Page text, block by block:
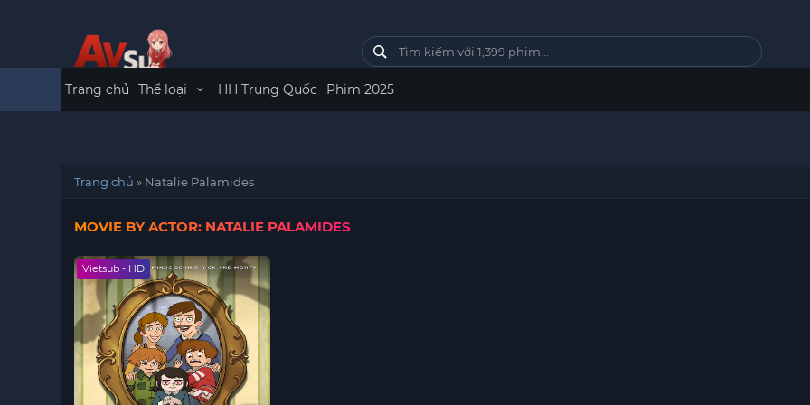
Trang chủ Thể loại HH Trung Quốc Phim 2025
Trang chủ » Natalie Palamides
MOVIE BY ACTOR: NATALIE PALAMIDES
Vietsub - HD